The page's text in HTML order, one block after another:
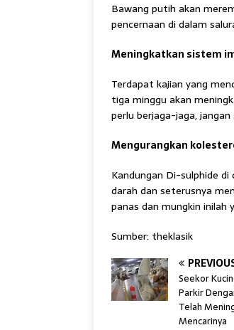
Bawang putih akan
pencernaan di dalam
Meningkatkan sistem
Terdapat kajian yang
tiga minggu akan
perlu berjaga-jaga,
Mengurangkan
Kandungan Di-sulphide
darah dan seterusnya
panas dan mungkin inilah
Sumber: theklasik
Seekor
Parkir
Telah
Mencarinya